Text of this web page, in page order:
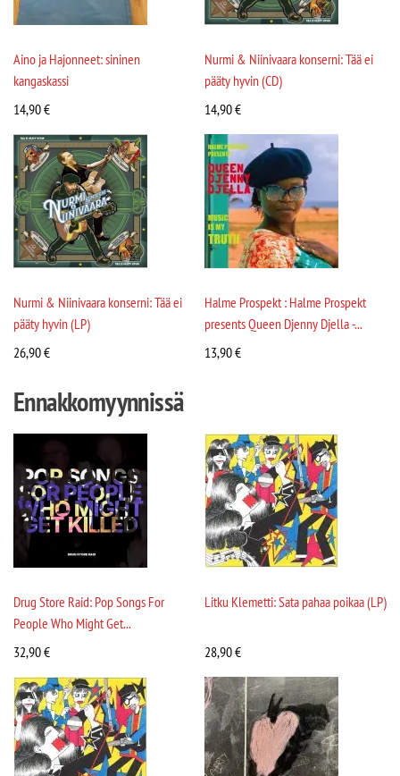
Aino ja Hajonneet: sininen
kangaskassi
14,90€
Nurmi & Niinivaara konserni: Tää ei
pääty hyvin (CD)
14,90€
Nurmi & Niinivaara konserni: Tää ei
pääty hyvin (LP)
26,90€
Halme Prospekt : Halme Prospekt
presents Queen Djenny Djella -...
13,90€
Ennakkomyynnissä
Drug Store Raid: Pop Songs For
People Who Might Get...
32,90€
Litku Klemetti: Sata pahaa poikaa (LP)
28,90€